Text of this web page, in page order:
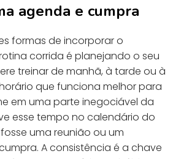
agenda e cumpra
formas de incorporar o
corrida é planejando o seu
treinar de manhã, à tarde ou à
que funciona melhor para
em uma parte inegociável da
esse tempo no calendário do
uma reunião ou um
A consistência é a chave